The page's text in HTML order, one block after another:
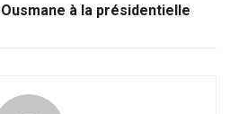
à la présidentielle